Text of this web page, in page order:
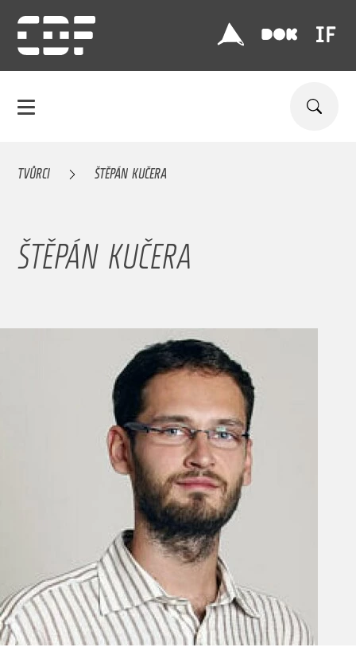
TVŮRCI ŠTĚPÁN KUČERA
ŠTĚPÁN KUČERA